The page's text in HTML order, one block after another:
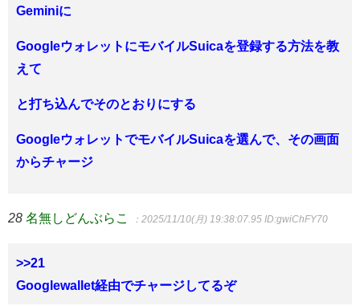
Geminiに
GoogleウォレットにモバイルSuicaを登録する方法を教
えて
と打ち込んでそのとおりにする
GoogleウォレットでモバイルSuicaを選んで、その画面
からチャージ
28 名無しどんぶらこ ：2025/11/10(月) 19:38:07.95 ID:gwiChFY70
>>21
Googlewallet経由でチャージしてるぞ